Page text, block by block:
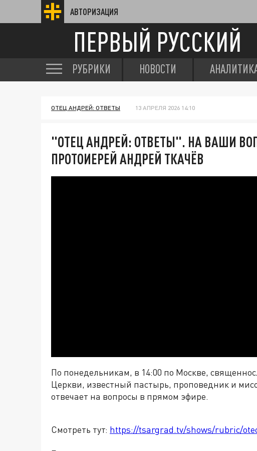
АВТОРИЗАЦИЯ
ПЕРВЫЙ РУССКИЙ
РУБРИКИ НОВОСТИ
ОТЕЦ АНДРЕЙ: ОТВЕТЫ 13 АПРЕЛЯ 2026 14:10
"ОТЕЦ АНДРЕЙ: ОТВЕТЫ". НА ВАШИ
ПРОТОИЕРЕЙ АНДРЕЙ ТКАЧЁВ
По понедельникам, в 14:00 по Москве,
Церкви, известный пастырь, проповедник и
отвечает на вопросы в прямом эфире.
Смотреть тут: https://tsargrad.tv/shows/rubric/